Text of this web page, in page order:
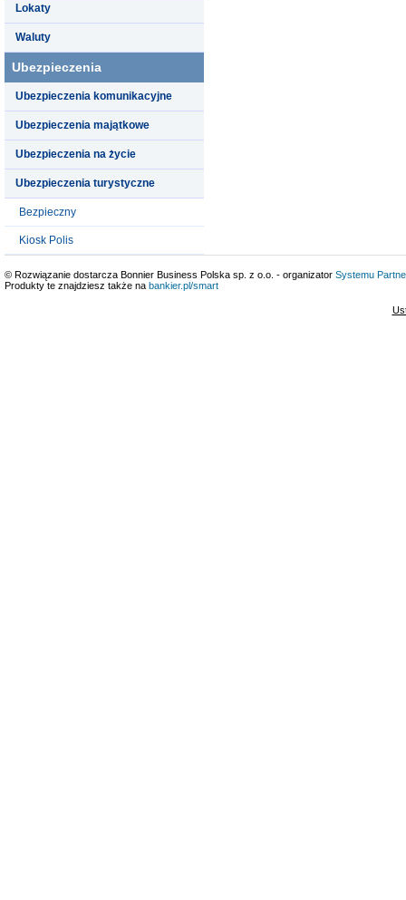
Lokaty
Waluty
Ubezpieczenia
Ubezpieczenia komunikacyjne
Ubezpieczenia majątkowe
Ubezpieczenia na życie
Ubezpieczenia turystyczne
Bezpieczny
Kiosk Polis
© Rozwiązanie dostarcza Bonnier Business Polska sp. z o.o. - organizator Systemu
Produkty te znajdziesz także na bankier.pl/smart